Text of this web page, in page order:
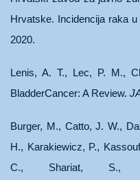
Hrvatske. Incidencija raka
2020.
Lenis, A. T., Lec, P. M.,
BladderCancer: A Review.
Burger, M., Catto, J. W.,
H., Karakiewicz, P.,
C., Shariat, S.,